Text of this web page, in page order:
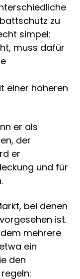
zu
simpel:
muss dafür
einer höheren
er als
der
er
und für
bei denen
ist.
mehrere
ein
den